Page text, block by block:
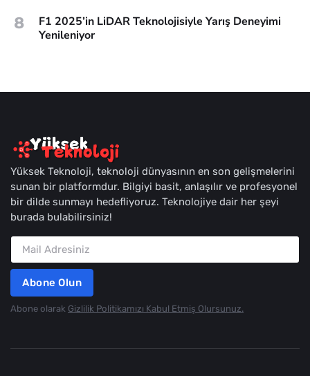
8
F1 2025’in LiDAR Teknolojisiyle Yarış Deneyimi
Yenileniyor
Yüksek Teknoloji, teknoloji dünyasının en son gelişmelerini
sunan bir platformdur. Bilgiyi basit, anlaşılır ve profesyonel
bir dilde sunmayı hedefliyoruz. Teknolojiye dair her şeyi
burada bulabilirsiniz!
Abone Olun
Abone olarak Gizlilik Politikamızı Kabul Etmiş Olursunuz.